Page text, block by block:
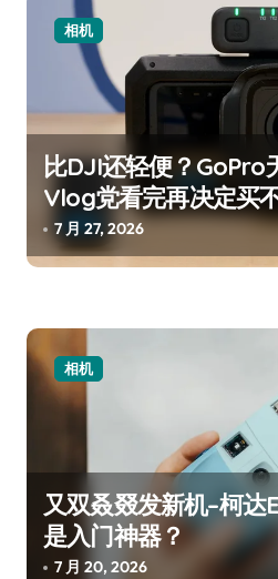
相机
比DJI还轻便？GoPro
Vlog党看完再决定买
7 月 27, 2026
相机
又双叒叕发新机–柯达
是入门神器？
7 月 20, 2026